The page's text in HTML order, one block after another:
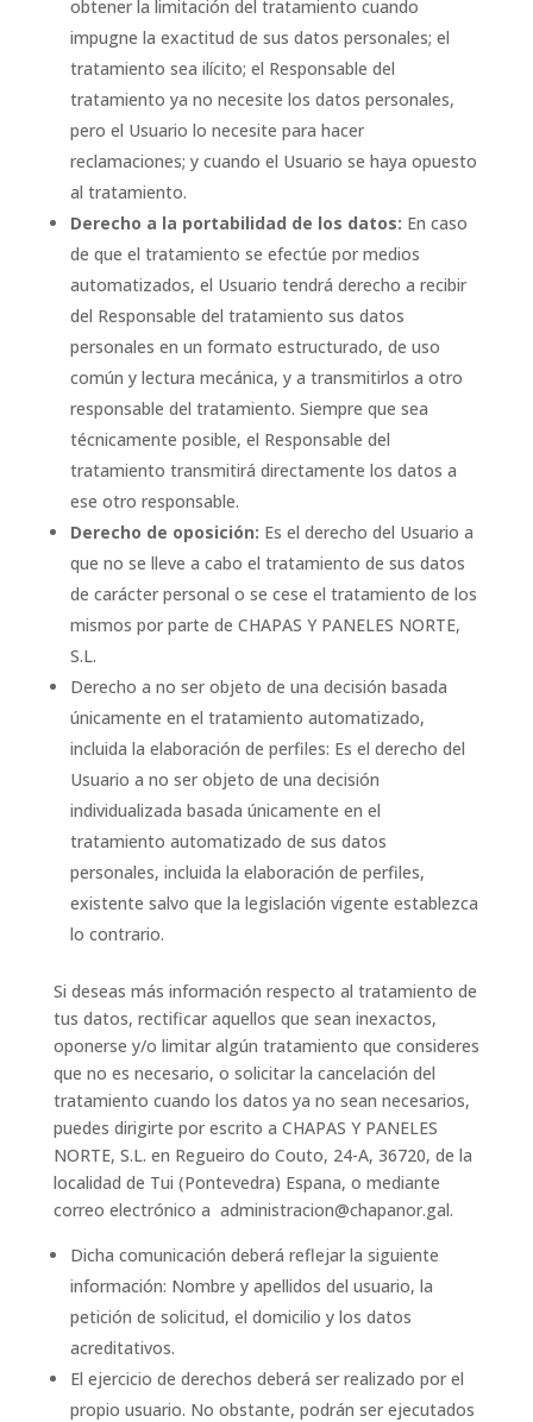
obtener la limitación del tratamiento cuando
impugne la exactitud de sus datos personales; el
tratamiento sea ilícito; el Responsable del
tratamiento ya no necesite los datos personales,
pero el Usuario lo necesite para hacer
reclamaciones; y cuando el Usuario se haya opuesto
al tratamiento.
Derecho a la portabilidad de los datos: En caso
de que el tratamiento se efectúe por medios
automatizados, el Usuario tendrá derecho a recibir
del Responsable del tratamiento sus datos
personales en un formato estructurado, de uso
común y lectura mecánica, y a transmitirlos a otro
responsable del tratamiento. Siempre que sea
técnicamente posible, el Responsable del
tratamiento transmitirá directamente los datos a
ese otro responsable.
Derecho de oposición: Es el derecho del Usuario a
que no se lleve a cabo el tratamiento de sus datos
de carácter personal o se cese el tratamiento de los
mismos por parte de CHAPAS Y PANELES NORTE,
S.L.
Derecho a no ser objeto de una decisión basada
únicamente en el tratamiento automatizado,
incluida la elaboración de perfiles: Es el derecho del
Usuario a no ser objeto de una decisión
individualizada basada únicamente en el
tratamiento automatizado de sus datos
personales, incluida la elaboración de perfiles,
existente salvo que la legislación vigente establezca
lo contrario.
Si deseas más información respecto al tratamiento de
tus datos, rectificar aquellos que sean inexactos,
oponerse y/o limitar algún tratamiento que consideres
que no es necesario, o solicitar la cancelación del
tratamiento cuando los datos ya no sean necesarios,
puedes dirigirte por escrito a CHAPAS Y PANELES
NORTE, S.L. en Regueiro do Couto, 24-A, 36720, de la
localidad de Tui (Pontevedra) Espana, o mediante
correo electrónico a administracion@chapanor.gal.
Dicha comunicación deberá reflejar la siguiente
información: Nombre y apellidos del usuario, la
petición de solicitud, el domicilio y los datos
acreditativos.
El ejercicio de derechos deberá ser realizado por el
propio usuario. No obstante, podrán ser ejecutados